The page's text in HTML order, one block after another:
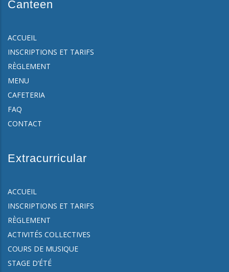
Canteen
ACCUEIL
INSCRIPTIONS ET TARIFS
RÈGLEMENT
MENU
CAFETERIA
FAQ
CONTACT
Extracurricular
ACCUEIL
INSCRIPTIONS ET TARIFS
RÈGLEMENT
ACTIVITÉS COLLECTIVES
COURS DE MUSIQUE
STAGE D’ÉTÉ